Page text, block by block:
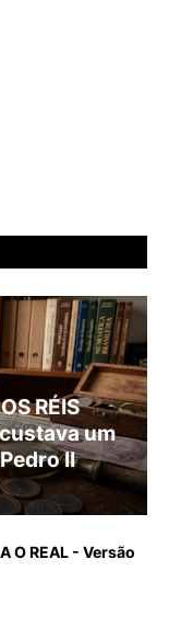
RÉIS
um
II
O REAL - Versão